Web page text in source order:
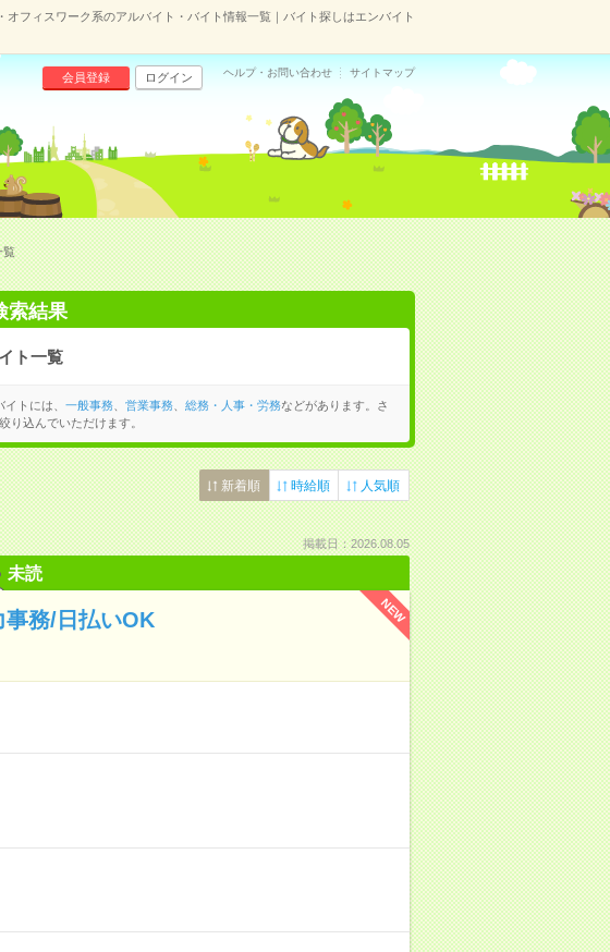
オフィスワーク系のアルバイト・バイト情報一覧｜バイト探しはエンバイト
会員登録 ログイン ヘルプ・お問い合わせ サイトマップ
覧
索結果
ト一覧
トには、 一般事務、 営業事務、 総務・人事・労務などがあります。さ
り込んでいただけます。
新着順 時給順 人気順
掲載日：2026.08.05
未読
NEW
事務/日払いOK